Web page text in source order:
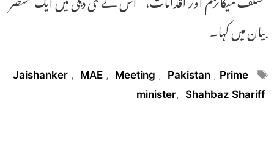
بیان میں کہا۔
Tags
Jaishanker , MAE , Meeting , Pakistan , Prime
minister, Shahbaz Shariff